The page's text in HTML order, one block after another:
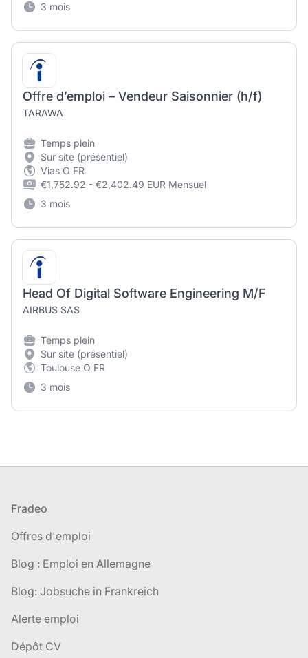
3 mois
Offre d’emploi – Vendeur Saisonnier (h/f)
TARAWA
Temps plein
Sur site (présentiel)
Vias O FR
€1,752.92 - €2,402.49 EUR Mensuel
3 mois
Head Of Digital Software Engineering M/F
AIRBUS SAS
Temps plein
Sur site (présentiel)
Toulouse O FR
3 mois
Pied de page
Fradeo
Offres d'emploi
Blog : Emploi en Allemagne
Blog: Jobsuche in Frankreich
Alerte emploi
Dépôt CV